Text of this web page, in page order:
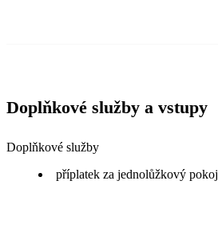
Doplňkové služby a vstupy
Doplňkové služby
příplatek za jednolůžkový pokoj